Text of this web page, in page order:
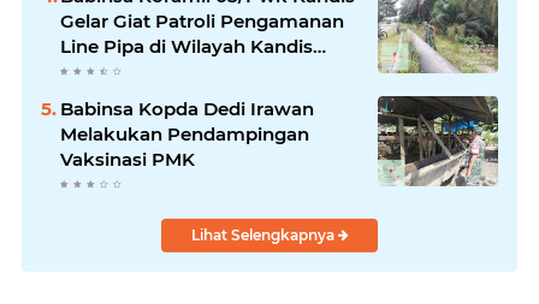
Gelar Giat Patroli Pengamanan
Line Pipa di Wilayah Kandis
Kandis
Babinsa Kopda Dedi Irawan
Melakukan Pendampingan
Vaksinasi PMK
Lihat Selengkapnya